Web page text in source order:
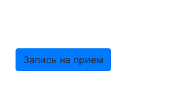
Запись на прием